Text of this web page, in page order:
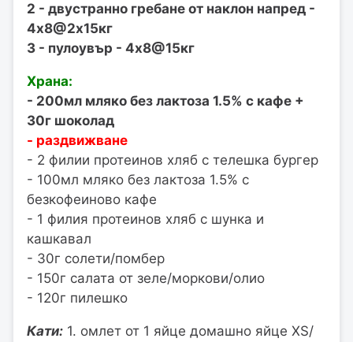
2 - двустранно гребане от наклон напред -
4х8@2х15кг
3 - пулоувър - 4х8@15кг
Храна:
- 200мл мляко без лактоза 1.5% с кафе +
30г шоколад
- раздвижване
- 2 филии протеинов хляб с телешка бургер
- 100мл мляко без лактоза 1.5% с
безкофеиново кафе
- 1 филия протеинов хляб с шунка и
кашкавал
- 30г солети/помбер
- 150г салата от зеле/моркови/олио
- 120г пилешко
Кати: 1. омлет от 1 яйце домашно яйце XS/